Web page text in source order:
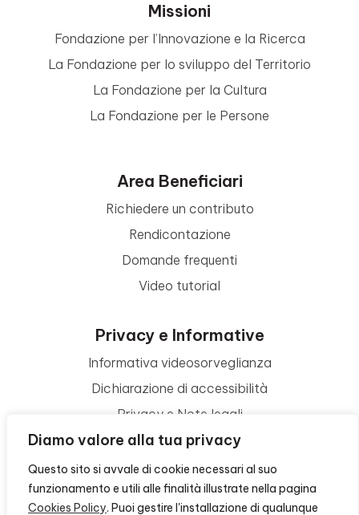
Diamo valore alla tua privacy
Questo sito si avvale di cookie necessari al suo
funzionamento e utili alle finalità illustrate nella pagina
Cookies Policy. Puoi gestire l'installazione di qualunque
Missioni
Fondazione per l’Innovazione e la Ricerca
La Fondazione per lo sviluppo del Territorio
La Fondazione per la Cultura
La Fondazione per le Persone
Area Beneficiari
Richiedere un contributo
Rendicontazione
Domande frequenti
Video tutorial
Privacy e Informative
Informativa videosorveglianza
Dichiarazione di accessibilità
Privacy e Note legali
Termini di utilizzo
Cookie policy
Contattaci